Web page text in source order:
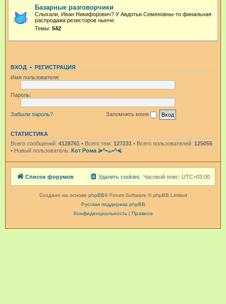
Базарные разговорчики
Слыхали, Иван Никифорович? У Авдотьи Семеновны-то финальная
распродажа резисторов нынче.
Темы: 542
ВХОД • РЕГИСТРАЦИЯ
Имя пользователя:
Пароль:
Забыли пароль? Запомнить меня
СТАТИСТИКА
Всего сообщений: 4128761 • Всего тем: 127231 • Всего пользователей: 125055
• Новый пользователь: Кот Рома ≽^•⩊•^≼
Список форумов Часовой пояс: UTC+03:00
Удалить cookies
Создано на основе phpBB® Forum Software © phpBB Limited
Русская поддержка phpBB
Конфиденциальность| Правила